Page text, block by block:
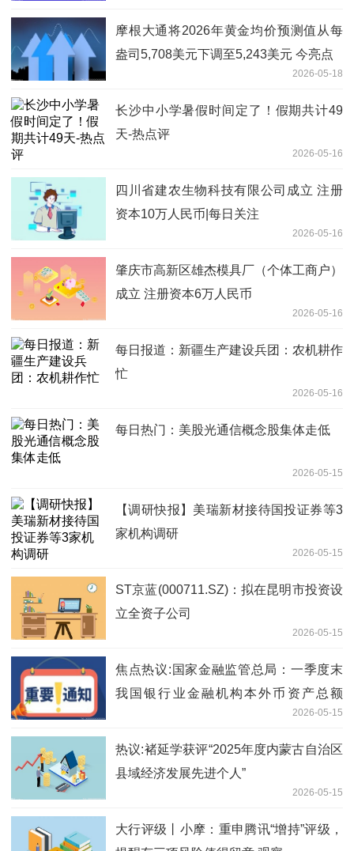
摩根大通将2026年黄金均价预测值从每
盎司5,708美元下调至5,243美元 今亮点
2026-05-18
长沙中小学暑假时间定了！假期共计49
天-热点评
2026-05-16
四川省建农生物科技有限公司成立 注册
资本10万人民币|每日关注
2026-05-16
肇庆市高新区雄杰模具厂（个体工商户）
成立 注册资本6万人民币
2026-05-16
每日报道：新疆生产建设兵团：农机耕作
忙
2026-05-16
每日热门：美股光通信概念股集体走低
2026-05-15
【调研快报】美瑞新材接待国投证券等3
家机构调研
2026-05-15
ST京蓝(000711.SZ)：拟在昆明市投资设
立全资子公司
2026-05-15
焦点热议:国家金融监管总局：一季度末
我国银行业金融机构本外币资产总额
2026-05-15
热议:褚延学获评“2025年度内蒙古自治区
县域经济发展先进个人”
2026-05-15
大行评级丨小摩：重申腾讯“增持”评级，